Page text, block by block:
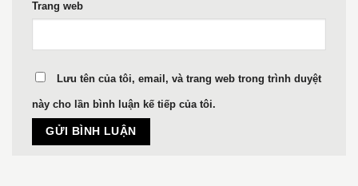
Trang web
Lưu tên của tôi, email, và trang web trong trình duyệt
này cho lần bình luận kế tiếp của tôi.